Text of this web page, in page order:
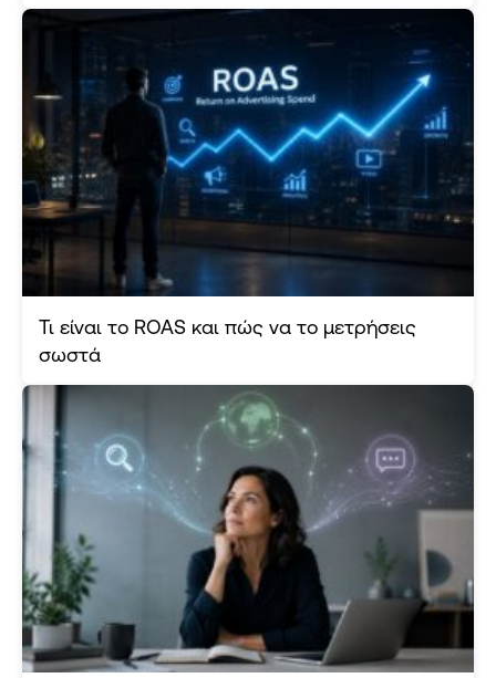
Address
Michalakopoulou 35,
Athens 115 28
Telephone
Email
partnership@white-space.gr
Τι είναι το ROAS και πώς να το μετρήσεις
σωστά